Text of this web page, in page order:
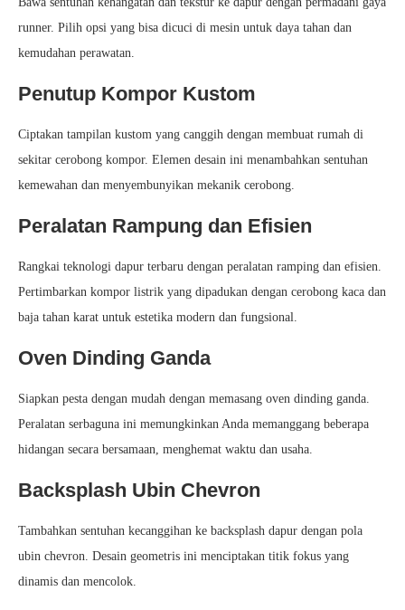
runner. Pilih opsi yang bisa dicuci di mesin untuk daya tahan dan
kemudahan perawatan.
Penutup Kompor Kustom
Ciptakan tampilan kustom yang canggih dengan membuat rumah di
sekitar cerobong kompor. Elemen desain ini menambahkan sentuhan
kemewahan dan menyembunyikan mekanik cerobong.
Peralatan Rampung dan Efisien
Rangkai teknologi dapur terbaru dengan peralatan ramping dan efisien.
Pertimbarkan kompor listrik yang dipadukan dengan cerobong kaca dan
baja tahan karat untuk estetika modern dan fungsional.
Oven Dinding Ganda
Siapkan pesta dengan mudah dengan memasang oven dinding ganda.
Peralatan serbaguna ini memungkinkan Anda memanggang beberapa
hidangan secara bersamaan, menghemat waktu dan usaha.
Backsplash Ubin Chevron
Tambahkan sentuhan kecanggihan ke backsplash dapur dengan pola
ubin chevron. Desain geometris ini menciptakan titik fokus yang
dinamis dan mencolok.